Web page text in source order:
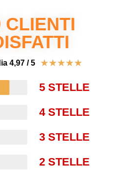
CLIENTI
4,97 / 5 ★★★★★
5 STELLE
4 STELLE
3 STELLE
2 STELLE